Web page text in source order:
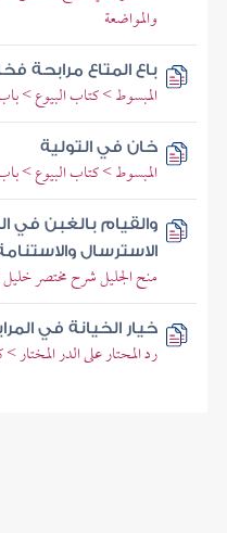
والمواضعة
باع المتاع مرابحة
المبسوط > كتاب البيوع > باب
خان في التولية
المبسوط > كتاب البيوع > باب
والقيام بالغبن في
الاسترسال
منح الجليل شرح مختصر
خيار الخيانة في
رد المحتار على الدر المختار